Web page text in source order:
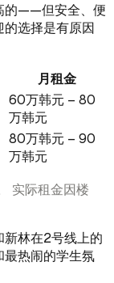
的——但安全、便
选择是有原因
月租金
60万韩元 – 80
万韩元
80万韩元 – 90
万韩元
实际租金因楼
林在2号线上的
最热闹的学生氛